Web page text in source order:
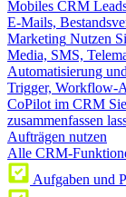
Mobiles CRM
E-Mails,
Marketing Nutzen
Media, SMS,
Automatisierung
Trigger, Workflow-
CoPilot im CRM
zusammenfassen
Aufträgen nutzen
Alle CRM-
Aufgaben und